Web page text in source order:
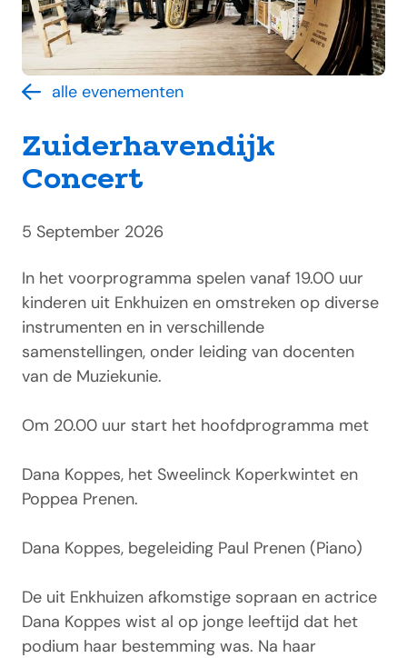
alle evenementen
Zuiderhavendijk
Concert
5 September 2026
In het voorprogramma spelen vanaf 19.00 uur
kinderen uit Enkhuizen en omstreken op diverse
instrumenten en in verschillende
samenstellingen, onder leiding van docenten
van de Muziekunie.
Om 20.00 uur start het hoofdprogramma met
Dana Koppes, het Sweelinck Koperkwintet en
Poppea Prenen.
Dana Koppes, begeleiding Paul Prenen (Piano)
De uit Enkhuizen afkomstige sopraan en actrice
Dana Koppes wist al op jonge leeftijd dat het
podium haar bestemming was. Na haar